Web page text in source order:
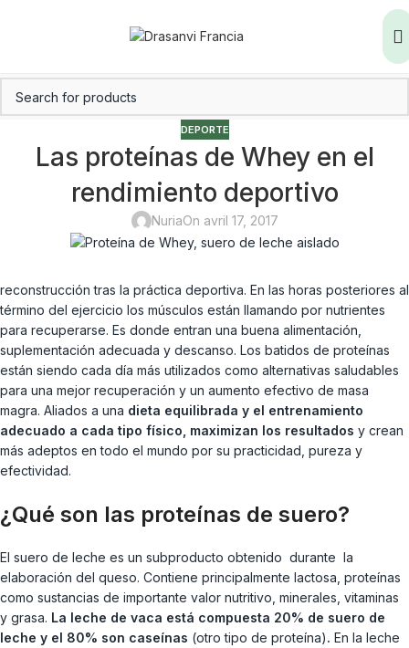
DEPORTE
Las proteínas de Whey en el
rendimiento deportivo
NuriaOn avril 17, 2017
reconstrucción tras la práctica deportiva. En las horas posteriores al
término del ejercicio los músculos están llamando por nutrientes
para recuperarse. Es donde entran una buena alimentación,
suplementación adecuada y descanso. Los batidos de proteínas
están siendo cada día más utilizados como alternativas saludables
para una mejor recuperación y un aumento efectivo de masa
magra. Aliados a una dieta equilibrada y el entrenamiento
adecuado a cada tipo físico, maximizan los resultados y crean
más adeptos en todo el mundo por su practicidad, pureza y
efectividad.
¿Qué son las proteínas de suero?
El suero de leche es un subproducto obtenido durante la
elaboración del queso. Contiene principalmente lactosa, proteínas
como sustancias de importante valor nutritivo, minerales, vitaminas
y grasa. La leche de vaca está compuesta 20% de suero de
leche y el 80% son caseínas (otro tipo de proteína). En la leche